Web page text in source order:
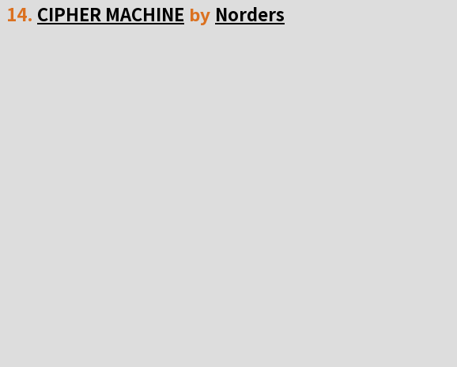
14. CIPHER MACHINE by Norders